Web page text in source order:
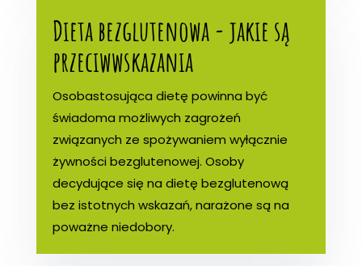
Dieta bezglutenowa - jakie są
przeciwwskazania
Osobastosująca dietę powinna być
świadoma możliwych zagrożeń
związanych ze spożywaniem wyłącznie
żywności bezglutenowej. Osoby
decydujące się na dietę bezglutenową
bez istotnych wskazań, narażone są na
poważne niedobory.